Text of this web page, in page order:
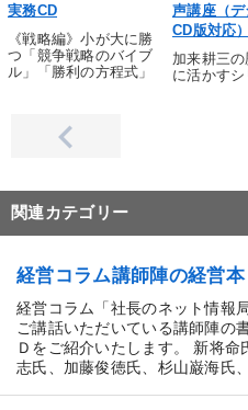
実務CD
《戦略編》小が大に勝
つ「競争戦略のバイブ
ル」「勝利の方程式」
声講座（デ
CD版対応）
加来耕三
に活かす
関連カテゴリー
経営コラム講師陣の経営
経営コラム「社長のネット情報
ご講話いただいている講師陣の
Ｄをご紹介いたします。 新将
志氏、加藤俊徳氏、杉山巌海氏